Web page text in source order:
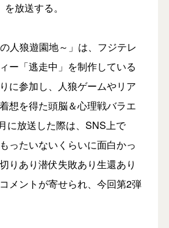
放送する。
人狼遊園地～」は、フジテレ
ー「逃走中」を制作している
に参加し、人狼ゲームやリア
想を得た頭脳＆心理戦バラエ
に放送した際は、SNS上で
ったいないくらいに面白かっ
りあり潜伏失敗あり生還あり
メントが寄せられ、今回第2弾